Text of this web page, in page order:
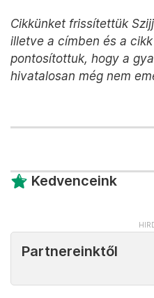
Cikkünket frissítettük
illetve a címben és a
pontosítottuk, hogy a
hivatalosan még nem
Kedvenceink
Partnereinktől